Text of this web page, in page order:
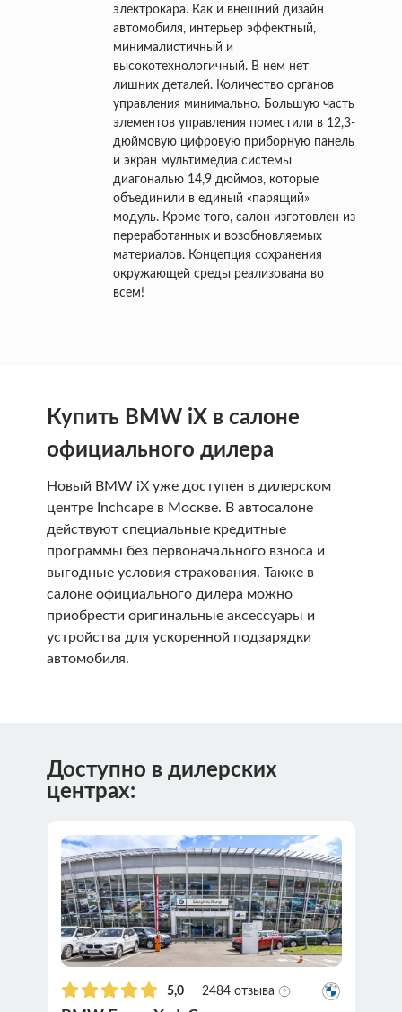
электрокара. Как и внешний дизайн
автомобиля, интерьер эффектный,
минималистичный и
высокотехнологичный. В нем нет
лишних деталей. Количество органов
управления минимально. Большую часть
элементов управления поместили в 12,3-
дюймовую цифровую приборную панель
и экран мультимедиа системы
диагональю 14,9 дюймов, которые
объединили в единый «парящий»
модуль. Кроме того, салон изготовлен из
переработанных и возобновляемых
материалов. Концепция сохранения
окружающей среды реализована во
всем!
Купить BMW iX в салоне
официального дилера
Новый BMW iX уже доступен в дилерском
центре Inchcape в Москве. В автосалоне
действуют специальные кредитные
программы без первоначального взноса и
выгодные условия страхования. Также в
салоне официального дилера можно
приобрести оригинальные аксессуары и
устройства для ускоренной подзарядки
автомобиля.
Доступно в дилерских
центрах:
5,0 2484 отзыва